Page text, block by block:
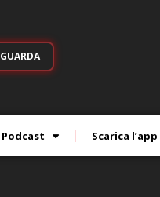
GUARDA
Podcast Scarica l’app